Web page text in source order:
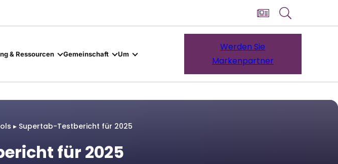
& Ressourcen Gemeinschaft Um
Werden Sie
Markenpartner
▸ Supertab-Testbericht für 2025
für 2025